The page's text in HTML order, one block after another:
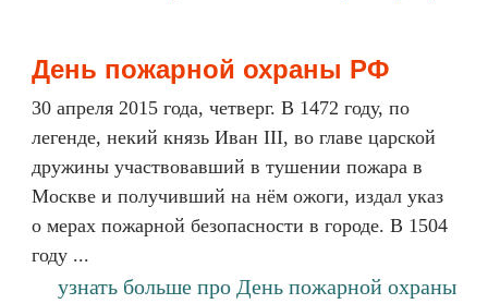
День пожарной охраны РФ
30 апреля 2015 года, четверг. В 1472 году, по
легенде, некий князь Иван III, во главе царской
дружины участвовавший в тушении пожара в
Москве и получивший на нём ожоги, издал указ
о мерах пожарной безопасности в городе. В 1504
году ...
узнать больше про День пожарной охраны